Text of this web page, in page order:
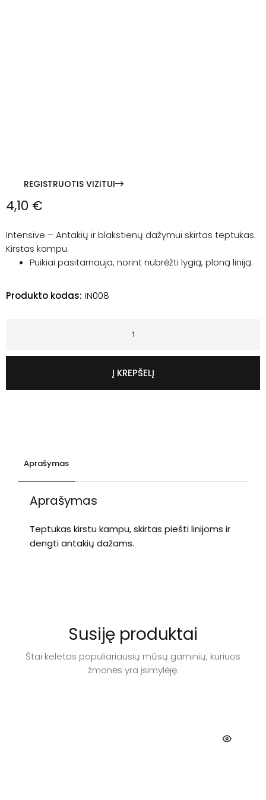
REGISTRUOTIS VIZITUI
4,10 €
Intensive – Antakių ir blakstienų dažymui skirtas teptukas.
Kirstas kampu.
Puikiai pasitarnauja, norint nubrėžti lygią, ploną liniją.
Produkto kodas: IN008
Į KREPŠELĮ
Aprašymas
Aprašymas
Teptukas kirstu kampu, skirtas piešti linijoms ir
dengti antakių dažams.
Susiję produktai
Štai keletas populiariausių mūsų gaminių, kuriuos
žmonės yra įsimylėję.